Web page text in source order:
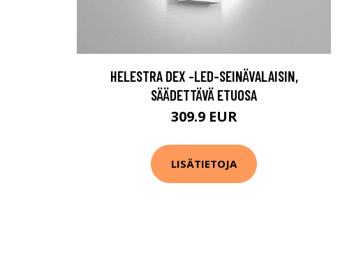
HELESTRA DEX -LED-SEINÄVALAISIN,
SÄÄDETTÄVÄ ETUOSA
309.9 EUR
LISÄTIETOJA